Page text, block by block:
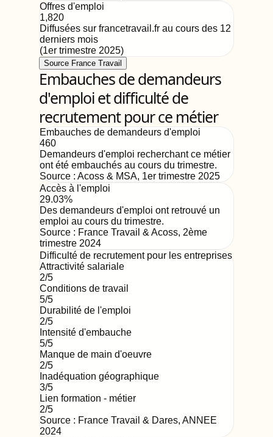
Offres d'emploi
1,820
Diffusées sur francetravail.fr au cours des 12
derniers mois
(1er trimestre 2025)
Source France Travail
Embauches de demandeurs
d'emploi et difficulté de
recrutement pour ce métier
Embauches de demandeurs d'emploi
460
Demandeurs d'emploi recherchant ce métier
ont été embauchés au cours du trimestre.
Source : Acoss & MSA, 1er trimestre 2025
Accès à l'emploi
29.03%
Des demandeurs d'emploi ont retrouvé un
emploi au cours du trimestre.
Source : France Travail & Acoss, 2ème
trimestre 2024
Difficulté de recrutement pour les entreprises
Attractivité salariale
2/5
Conditions de travail
5/5
Durabilité de l'emploi
2/5
Intensité d'embauche
5/5
Manque de main d'oeuvre
2/5
Inadéquation géographique
3/5
Lien formation - métier
2/5
Source : France Travail & Dares, ANNEE
2024